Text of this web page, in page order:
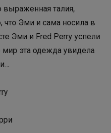
выраженная талия,
Эми и сама носила в
Эми и Fred Perry успели
эта одежда увидела